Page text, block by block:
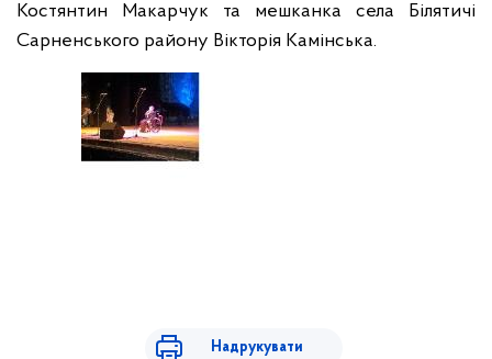
Костянтин Макарчук та мешканка села Білятичі
Сарненського району Вікторія Камінська.
Надрукувати